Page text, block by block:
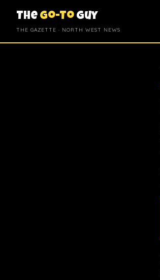
The Go-To Guy
THE GAZETTE · NORTH WEST NEWS